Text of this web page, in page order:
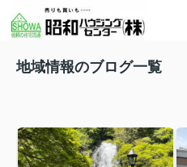
地域情報のブログ一覧